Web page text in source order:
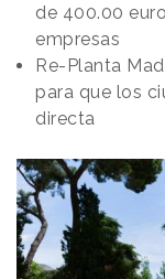
de 400.00
empresas
Re-Planta
para que los
directa